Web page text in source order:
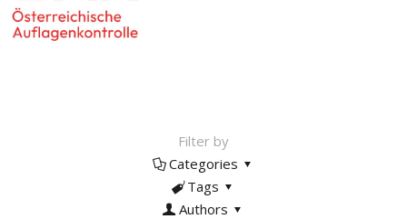
Main Navigation
Filter by
Categories
Tags
Authors